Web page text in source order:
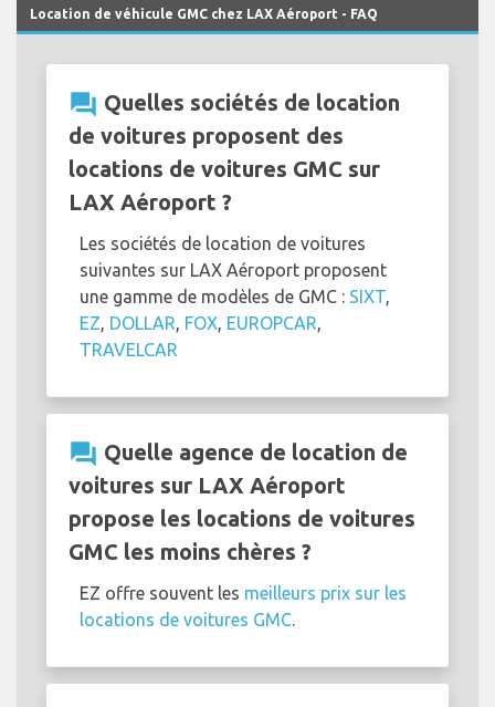
Location de véhicule GMC chez LAX Aéroport - FAQ
question_answer Quelles sociétés de location
de voitures proposent des
locations de voitures GMC sur
LAX Aéroport ?
Les sociétés de location de voitures
suivantes sur LAX Aéroport proposent
une gamme de modèles de GMC : SIXT,
EZ, DOLLAR, FOX, EUROPCAR,
TRAVELCAR
question_answer Quelle agence de location de
voitures sur LAX Aéroport
propose les locations de voitures
GMC les moins chères ?
EZ offre souvent les meilleurs prix sur les
locations de voitures GMC.